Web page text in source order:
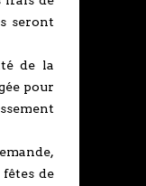
seront
de la
pour
de